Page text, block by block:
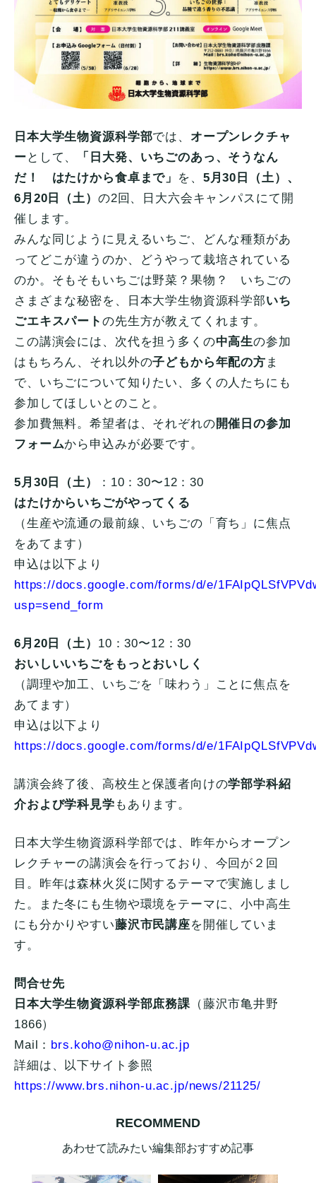
日本大学生物資源科学部では、 オープンレクチャ
ー として、
「日大発、いちごのあっ、そうなん
だ！ はたけから食卓まで」
を、 5月30日（土）、
6月20日（土） の2回、日大六会キャンパスにて開
催します。
みんな同じように見えるいちご、どんな種類があ
ってどこが違うのか、どうやって栽培されている
のか。そもそもいちごは野菜？果物？ いちごの
さまざまな秘密を、日本大学生物資源科学部いち
ごエキスパート の先生方が教えてくれます。
この講演会には、次代を担う多くの中高生の参加
はもちろん、それ以外の子どもから年配の方 ま
で、いちごについて知りたい、多くの人たちにも
参加してほしいとのこと。
参加費無料。希望者は、それぞれの開催日の参加
フォームから申込みが必要です。
5月30日（土）
：10：30〜12：30
はたけからいちごがやってくる
（生産や流通の最前線、いちごの「育ち」に焦点
をあてます）
申込は以下より
https://docs.google.com/forms/d/e/
usp=send_form
6月20日（土） 10：30〜12：30
おいしいいちごをもっとおいしく
（調理や加工、いちごを「味わう」ことに焦点を
あてます）
申込は以下より
https://docs.google.com/forms/d/e/
講演会終了後、高校生と保護者向けの学部学科紹
介および学科見学 もあります。
日本大学生物資源科学部では、昨年からオープン
レクチャーの講演会を行っており、今回が２回
目。昨年は森林火災に関するテーマで実施しまし
た。また冬にも生物や環境をテーマに、小中高生
にも分かりやすい藤沢市民講座を開催していま
す。
問合せ先
日本大学生物資源科学部庶務課（藤沢市亀井野
1866）
Mail： brs.koho@nihon-u.ac.jp
詳細は、以下サイト参照
https://www.brs.nihon-u.ac.jp/news/21125/
RECOMMEND
あわせて読みたい編集部おすすめ記事